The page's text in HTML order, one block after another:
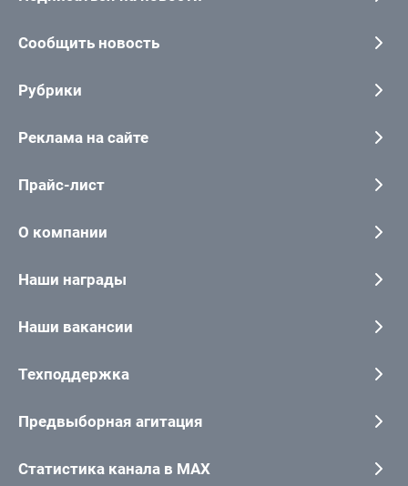
Сообщить новость
Рубрики
Реклама на сайте
Прайс-лист
О компании
Наши награды
Наши вакансии
Техподдержка
Предвыборная агитация
Статистика канала в MAX